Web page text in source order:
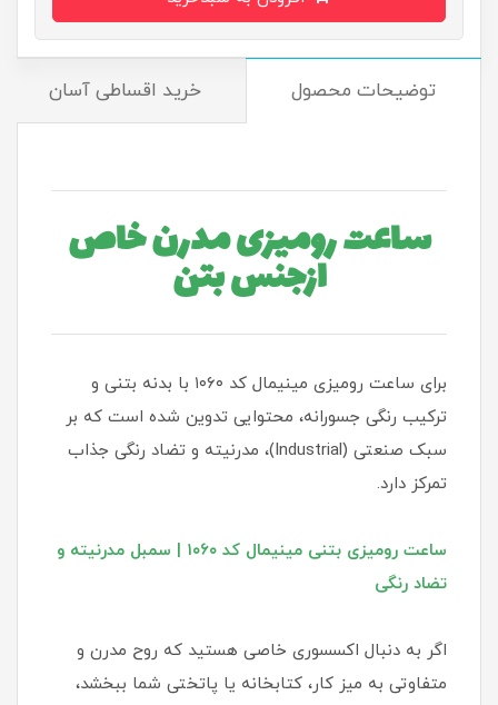
توضیحات محصول خرید اقساطی آسان
ساعت رومیزی مدرن خاص
ازجنس بتن
برای ساعت رومیزی مینیمال کد ۱۰۶۰ با بدنه بتنی و
ترکیب رنگی جسورانه، محتوایی تدوین شده است که بر
سبک صنعتی (Industrial)، مدرنیته و تضاد رنگی جذاب
تمرکز دارد.
ساعت رومیزی بتنی مینیمال کد ۱۰۶۰ | سمبل مدرنیته و
تضاد رنگی
اگر به دنبال اکسسوری خاصی هستید که روح مدرن و
متفاوتی به میز کار، کتابخانه یا پاتختی شما ببخشد،